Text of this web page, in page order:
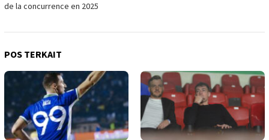
de la concurrence en 2025
POS TERKAIT